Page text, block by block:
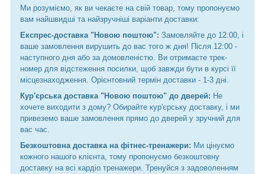
Ми розуміємо, як ви чекаєте на свій товар, тому пропонуємо
вам найшвидші та найзручніші варіанти доставки:
Експрес-доставка "Новою поштою": Замовляйте до 12:00, і
ваше замовлення вирушить до вас того ж дня! Після 12:00 -
наступного дня або за домовленістю. Ви отримаєте трек-
номер для відстеження посилки, щоб завжди бути в курсі її
місцезнаходження. Орієнтовний термін доставки - 1-3 дні.
Кур'єрська доставка "Новою поштою" до дверей: Не
хочете виходити з дому? Обирайте кур'єрську доставку, і ми
привеземо ваше замовлення прямо до дверей у зручний для
вас час.
Безкоштовна доставка на фітнес-тренажери: Ми цінуємо
кожного нашого клієнта, тому пропонуємо безкоштовну
доставку на всі кардіо тренажери. Тренуйся з задоволенням